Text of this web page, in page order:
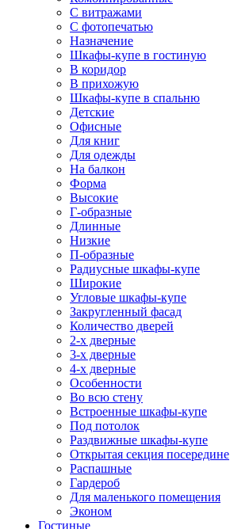
С витражами
С фотопечатью
Назначение
Шкафы-купе в гостиную
В коридор
В прихожую
Шкафы-купе в спальню
Детские
Офисные
Для книг
Для одежды
На балкон
Форма
Высокие
Г-образные
Длинные
Низкие
П-образные
Радиусные шкафы-купе
Широкие
Угловые шкафы-купе
Закругленный фасад
Количество дверей
2-х дверные
3-х дверные
4-х дверные
Особенности
Во всю стену
Встроенные шкафы-купе
Под потолок
Раздвижные шкафы-купе
Открытая секция посередине
Распашные
Гардероб
Для маленького помещения
Эконом
Гостиные